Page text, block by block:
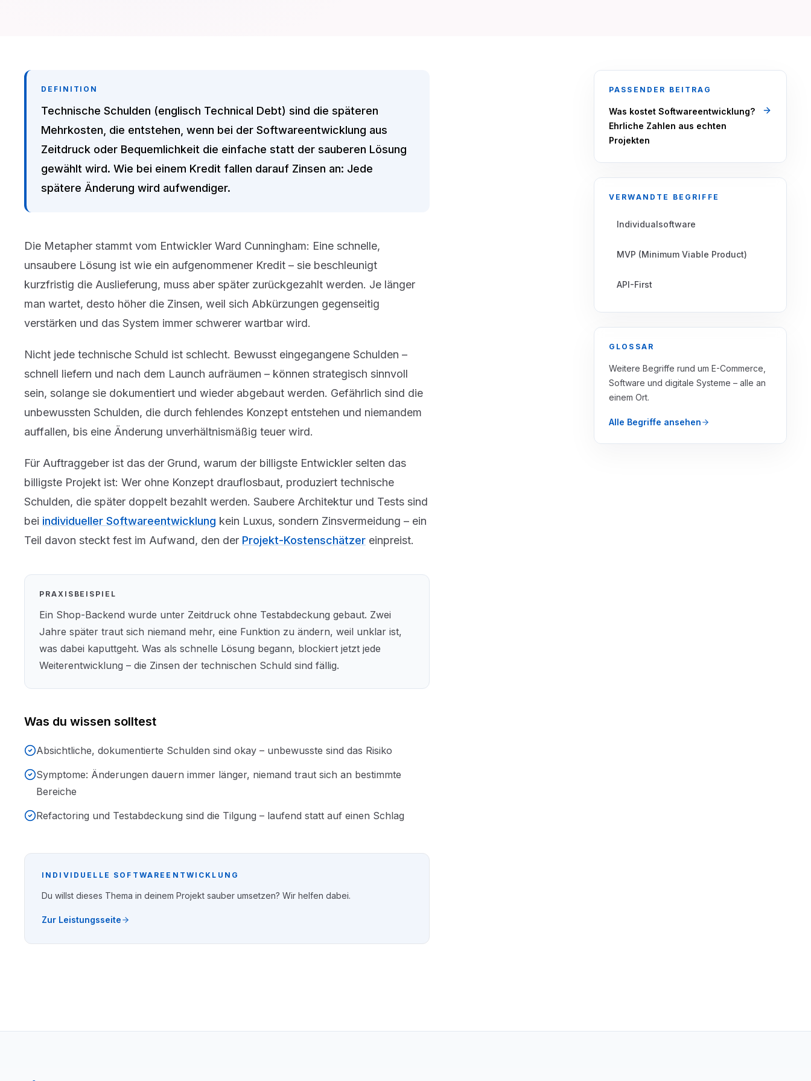
DEFINITION
Technische Schulden (englisch Technical Debt) sind die späteren
Mehrkosten, die entstehen, wenn bei der Softwareentwicklung aus
Zeitdruck oder Bequemlichkeit die einfache statt der sauberen Lösung
gewählt wird. Wie bei einem Kredit fallen darauf Zinsen an: Jede
spätere Änderung wird aufwendiger.
Die Metapher stammt vom Entwickler Ward Cunningham: Eine schnelle,
unsaubere Lösung ist wie ein aufgenommener Kredit – sie beschleunigt
kurzfristig die Auslieferung, muss aber später zurückgezahlt werden. Je länger
man wartet, desto höher die Zinsen, weil sich Abkürzungen gegenseitig
verstärken und das System immer schwerer wartbar wird.
Nicht jede technische Schuld ist schlecht. Bewusst eingegangene Schulden –
schnell liefern und nach dem Launch aufräumen – können strategisch sinnvoll
sein, solange sie dokumentiert und wieder abgebaut werden. Gefährlich sind die
unbewussten Schulden, die durch fehlendes Konzept entstehen und niemandem
auffallen, bis eine Änderung unverhältnismäßig teuer wird.
Für Auftraggeber ist das der Grund, warum der billigste Entwickler selten das
billigste Projekt ist: Wer ohne Konzept drauflosbaut, produziert technische
Schulden, die später doppelt bezahlt werden. Saubere Architektur und Tests sind
bei individueller Softwareentwicklung kein Luxus, sondern Zinsvermeidung – ein
Teil davon steckt fest im Aufwand, den der Projekt-Kostenschätzer einpreist.
PRAXISBEISPIEL
Ein Shop-Backend wurde unter Zeitdruck ohne Testabdeckung gebaut. Zwei
Jahre später traut sich niemand mehr, eine Funktion zu ändern, weil unklar ist,
was dabei kaputtgeht. Was als schnelle Lösung begann, blockiert jetzt jede
Weiterentwicklung – die Zinsen der technischen Schuld sind fällig.
Was du wissen solltest
Absichtliche, dokumentierte Schulden sind okay – unbewusste sind das Risiko
Symptome: Änderungen dauern immer länger, niemand traut sich an bestimmte
Bereiche
Refactoring und Testabdeckung sind die Tilgung – laufend statt auf einen Schlag
INDIVIDUELLE SOFTWAREENTWICKLUNG
Du willst dieses Thema in deinem Projekt sauber umsetzen? Wir helfen dabei.
Zur Leistungsseite
PASSENDER BEITRAG
Was kostet Softwareentwicklung?
Ehrliche Zahlen aus echten
Projekten
VERWANDTE BEGRIFFE
Individualsoftware
MVP (Minimum Viable Product)
API-First
GLOSSAR
Weitere Begriffe rund um E-Commerce,
Software und digitale Systeme – alle an
einem Ort.
Alle Begriffe ansehen